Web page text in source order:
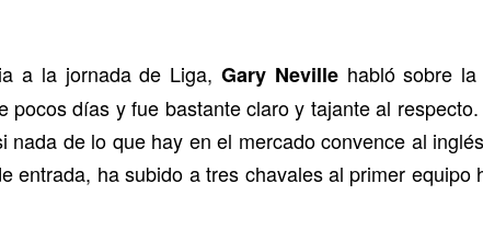
a la jornada de Liga, Gary Nevillehabló sobre
pocos días y fue bastante claro y tajante al
nada de lo que hay en el mercado convence al
entrada, ha subido a tres chavales al primer equipo